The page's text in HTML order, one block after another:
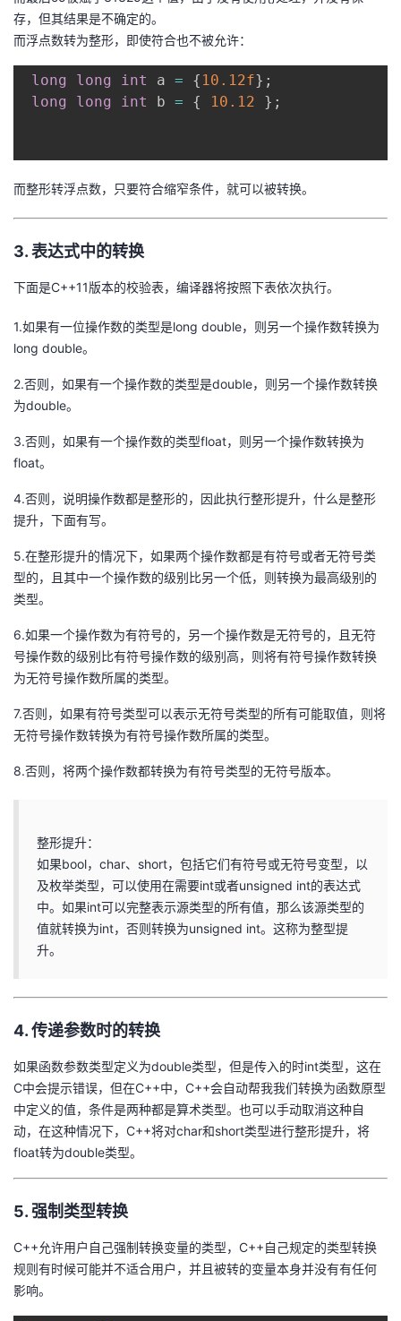
存，但其结果是不确定的。
而浮点数转为整形，即使符合也不被允许：
long long int a = { 10.12f} ;
long
long int b = { 10.12 } ;
而整形转浮点数，只要符合缩窄条件，就可以被转换。
3. 表达式中的转换
下面是C++11版本的校验表，编译器将按照下表依次执行。
1.如果有一位操作数的类型是long double，则另一个操作数转换为
long double。
2.否则，如果有一个操作数的类型是double，则另一个操作数转换
为double。
3.否则，如果有一个操作数的类型float，则另一个操作数转换为
float。
4.否则，说明操作数都是整形的，因此执行整形提升，什么是整形
提升，下面有写。
5.在整形提升的情况下，如果两个操作数都是有符号或者无符号类
型的，且其中一个操作数的级别比另一个低，则转换为最高级别的
类型。
6.如果一个操作数为有符号的，另一个操作数是无符号的，且无符
号操作数的级别比有符号操作数的级别高，则将有符号操作数转换
为无符号操作数所属的类型。
7.否则，如果有符号类型可以表示无符号类型的所有可能取值，则将
无符号操作数转换为有符号操作数所属的类型。
8.否则，将两个操作数都转换为有符号类型的无符号版本。
整形提升：
如果bool，char、short，包括它们有符号或无符号变型，以
及枚举类型，可以使用在需要int或者unsigned int的表达式
中。如果int可以完整表示源类型的所有值，那么该源类型的
值就转换为int，否则转换为unsigned int。这称为整型提
升。
4. 传递参数时的转换
如果函数参数类型定义为double类型，但是传入的时int类型，这在
C中会提示错误，但在C++中，C++会自动帮我我们转换为函数原型
中定义的值，条件是两种都是算术类型。也可以手动取消这种自
动，在这种情况下，C++将对char和short类型进行整形提升，将
float转为double类型。
5. 强制类型转换
C++允许用户自己强制转换变量的类型，C++自己规定的类型转换
规则有时候可能并不适合用户，并且被转的变量本身并没有有任何
影响。